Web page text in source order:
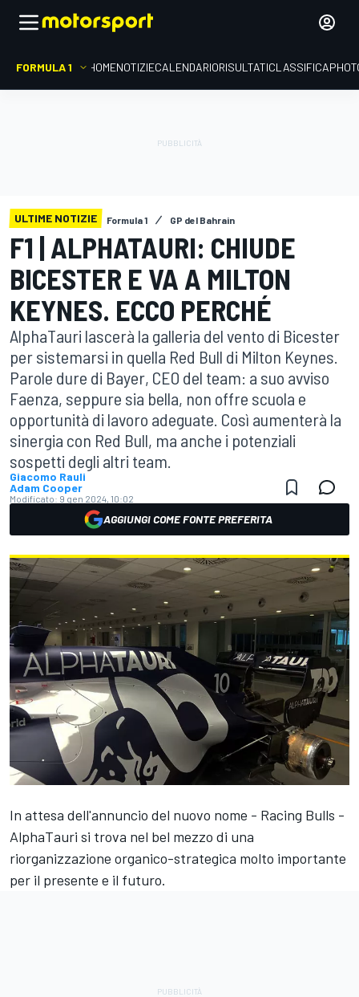
FORMULA 1 HOMENOTIZIECALENDARIORISULTATICLASSIFICA
ULTIME NOTIZIE Formula 1 GP del Bahrain
F1 | ALPHATAURI: CHIUDE
BICESTER E VA A MILTON
KEYNES. ECCO PERCHÉ
AlphaTauri lascerà la galleria del vento di Bicester
per sistemarsi in quella Red Bull di Milton Keynes.
Parole dure di Bayer, CEO del team: a suo avviso
Faenza, seppure sia bella, non offre scuola e
opportunità di lavoro adeguate. Così aumenterà la
sinergia con Red Bull, ma anche i potenziali
sospetti degli altri team.
Giacomo Rauli
Adam Cooper
Modificato: 9 gen 2024, 10:02
AGGIUNGI COME FONTE PREFERITA
In attesa dell'annuncio del nuovo nome - Racing Bulls -
AlphaTauri si trova nel bel mezzo di una
riorganizzazione organico-strategica molto importante
per il presente e il futuro.